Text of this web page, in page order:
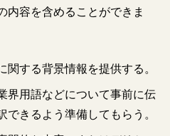
内容を含めることができま
する背景情報を提供する。
界用語などについて事前に伝
きるよう準備してもらう。